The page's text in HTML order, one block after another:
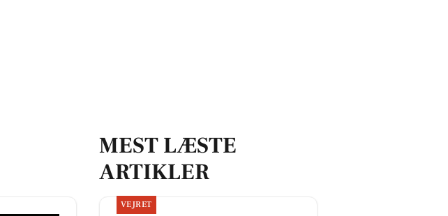
MEST LÆSTE
ARTIKLER
VEJRET